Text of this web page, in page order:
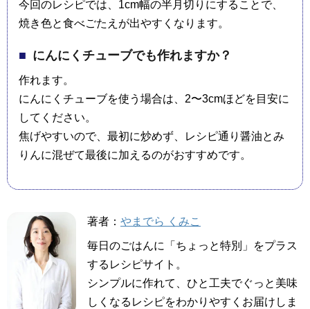
今回のレシピでは、1cm幅の半月切りにすることで、
焼き色と食べごたえが出やすくなります。
にんにくチューブでも作れますか？
作れます。
にんにくチューブを使う場合は、2〜3cmほどを目安に
してください。
焦げやすいので、最初に炒めず、レシピ通り醤油とみ
りんに混ぜて最後に加えるのがおすすめです。
著者： やまでら くみこ
毎日のごはんに「ちょっと特別」をプラス
するレシピサイト。
シンプルに作れて、ひと工夫でぐっと美味
しくなるレシピをわかりやすくお届けしま